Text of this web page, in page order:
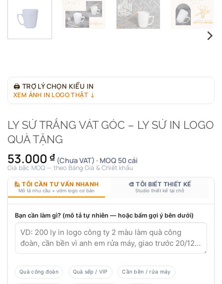
🖨 TRỢ LÝ CHỌN KIỂU IN
XEM ẢNH IN LOGO THẬT ↓
LY SỨ TRẮNG VÁT GÓC – LY SỨ IN LOGO
QUÀ TẶNG
53.000 ₫ (Chưa VAT) · MOQ 50 cái
Giá bậc MOQ — theo Bảng Giá & Chiết khấu
🙋 TÔI CẦN TƯ VẤN NHANH
Mô tả nhu cầu + ướm logo cơ bản
🎨 TÔI BIẾT THIẾT KẾ
Studio thiết kế tại chỗ
Bạn cần làm gì? (mô tả tự nhiên — hoặc bấm gợi ý bên dưới)
Quà công đoàn Quà sếp / VIP Cần bền / rửa máy